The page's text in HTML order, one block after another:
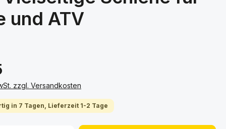
und ATV
zzgl. Versandkosten
in 7 Tagen, Lieferzeit 1-2 Tage